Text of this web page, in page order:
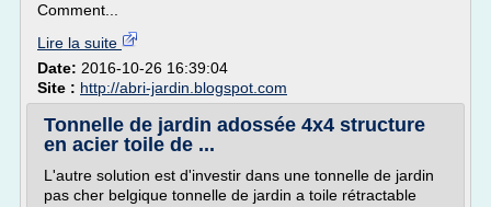
Comment...
Lire la suite
Date: 2016-10-26 16:39:04
Site : http://abri-jardin.blogspot.com
Tonnelle de jardin adossée 4x4 structure
en acier toile de ...
L'autre solution est d'investir dans une tonnelle de jardin
pas cher belgique tonnelle de jardin a toile rétractable